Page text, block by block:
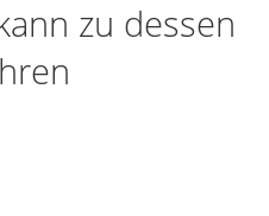
zu dessen